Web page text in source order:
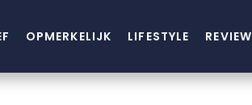
OPMERKELIJK LIFESTYLE REVIEW